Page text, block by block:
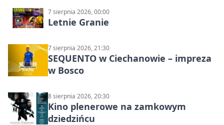
7 sierpnia 2026, 00:00
Letnie Granie
7 sierpnia 2026, 21:30
SEQUENTO w Ciechanowie – impreza
w Bosco
8 sierpnia 2026, 20:30
Kino plenerowe na zamkowym
dziedzińcu